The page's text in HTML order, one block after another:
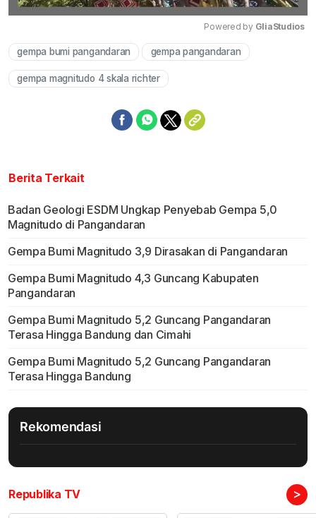
Powered by GliaStudios
gempa bumi pangandaran gempa pangandaran
gempa magnitudo 4 skala richter
Berita Terkait
Badan Geologi ESDM Ungkap Penyebab Gempa 5,0
Magnitudo di Pangandaran
Gempa Bumi Magnitudo 3,9 Dirasakan di Pangandaran
Gempa Bumi Magnitudo 4,3 Guncang Kabupaten
Pangandaran
Gempa Bumi Magnitudo 5,2 Guncang Pangandaran
Terasa Hingga Bandung dan Cimahi
Gempa Bumi Magnitudo 5,2 Guncang Pangandaran
Terasa Hingga Bandung
Rekomendasi
Republika TV >